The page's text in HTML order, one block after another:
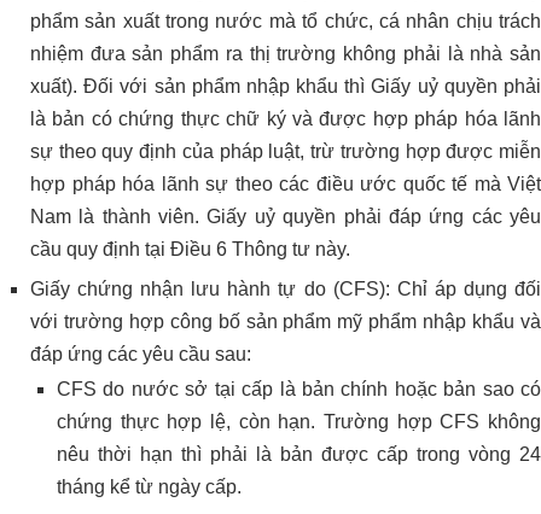
phẩm sản xuất trong nước mà tổ chức, cá nhân chịu trách
nhiệm đưa sản phẩm ra thị trường không phải là nhà sản
xuất). Đối với sản phẩm nhập khẩu thì Giấy uỷ quyền phải
là bản có chứng thực chữ ký và được hợp pháp hóa lãnh
sự theo quy định của pháp luật, trừ trường hợp được miễn
hợp pháp hóa lãnh sự theo các điều ước quốc tế mà Việt
Nam là thành viên. Giấy uỷ quyền phải đáp ứng các yêu
cầu quy định tại Điều 6 Thông tư này.
Giấy chứng nhận lưu hành tự do (CFS): Chỉ áp dụng đối
với trường hợp công bố sản phẩm mỹ phẩm nhập khẩu và
đáp ứng các yêu cầu sau:
CFS do nước sở tại cấp là bản chính hoặc bản sao có
chứng thực hợp lệ, còn hạn. Trường hợp CFS không
nêu thời hạn thì phải là bản được cấp trong vòng 24
tháng kể từ ngày cấp.